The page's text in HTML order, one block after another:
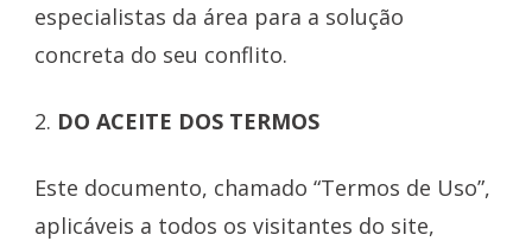
especialistas da área para a solução
concreta do seu conflito.
2. DO ACEITE DOS TERMOS
Este documento, chamado “Termos de Uso”,
aplicáveis a todos os visitantes do site,